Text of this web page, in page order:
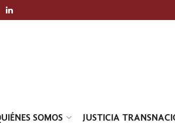
SOMOS JUSTICIA